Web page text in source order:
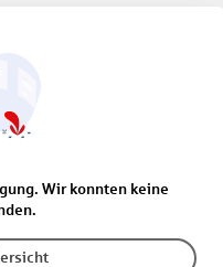
Wir konnten keine